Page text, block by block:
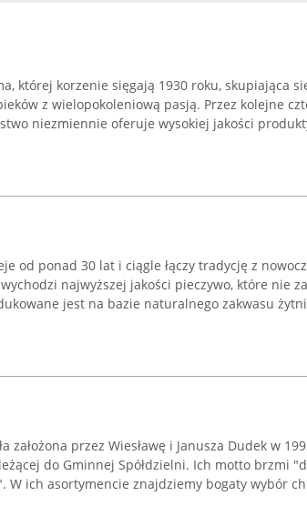
której korzenie sięgają 1930 roku, skupiająca
z wielopokoleniową pasją. Przez kolejne
niezmiennie oferuje wysokiej jakości
od ponad 30 lat i ciągle łączy tradycję z
najwyższej jakości pieczywo, które nie
jest na bazie naturalnego zakwasu
założona przez Wiesławę i Janusza Dudek w
do Gminnej Spółdzielni. Ich motto brzmi
W ich asortymencie znajdziemy bogaty wybór